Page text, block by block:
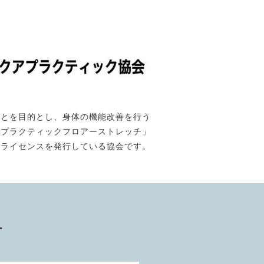
を目的とし、身体の機能改善を行う
ラクティックフロアーストレッチ」
イセンスを発行している協会です。